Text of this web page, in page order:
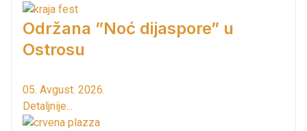
Održana ”Noć dijaspore” u
Ostrosu
05. Avgust. 2026.
Detaljnije...